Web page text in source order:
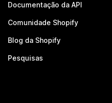
Documentação da API
Comunidade Shopify
Blog da Shopify
Pesquisas